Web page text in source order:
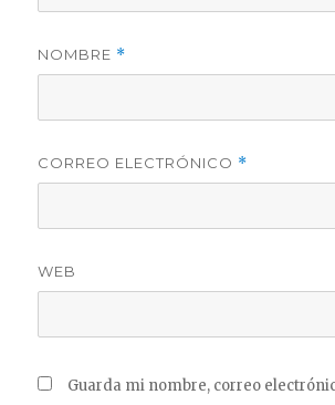
NOMBRE *
CORREO ELECTRÓNICO *
WEB
Guarda mi nombre, correo